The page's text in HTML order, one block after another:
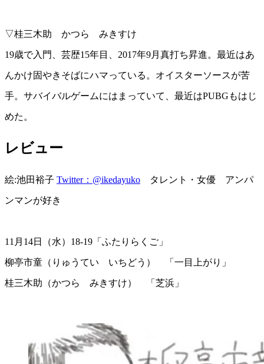
2016年03月
2016年01月
2015年12月
2015年11月
2015年10月
2015年06月
2015年05月
▽桂三木助 かつら みきすけ
19歳で入門、芸歴15年目、2017年9月真打ち昇進。最近はあ
んかけ固やきそばにハマっている。オイスターソースが苦
手。サバイバルゲームにはまっていて、最近はPUBGもはじ
めた。
レビュー
絵:池田裕子 Twitter：@ikedayuko タレント・女優 アンパ
ンマンが好き
11月14日（水）18-19「ふたりらくご」
柳亭市童（りゅうてい いちどう） 「一目上がり」
桂三木助（かつら みきすけ） 「芝浜」